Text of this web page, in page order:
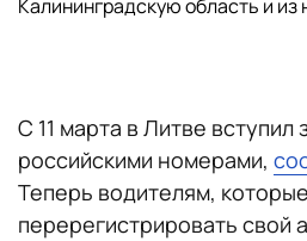
Калининградскую область и из
С 11 марта в Литве
российскими номерами,
Теперь водителям,
перерегистрировать свой